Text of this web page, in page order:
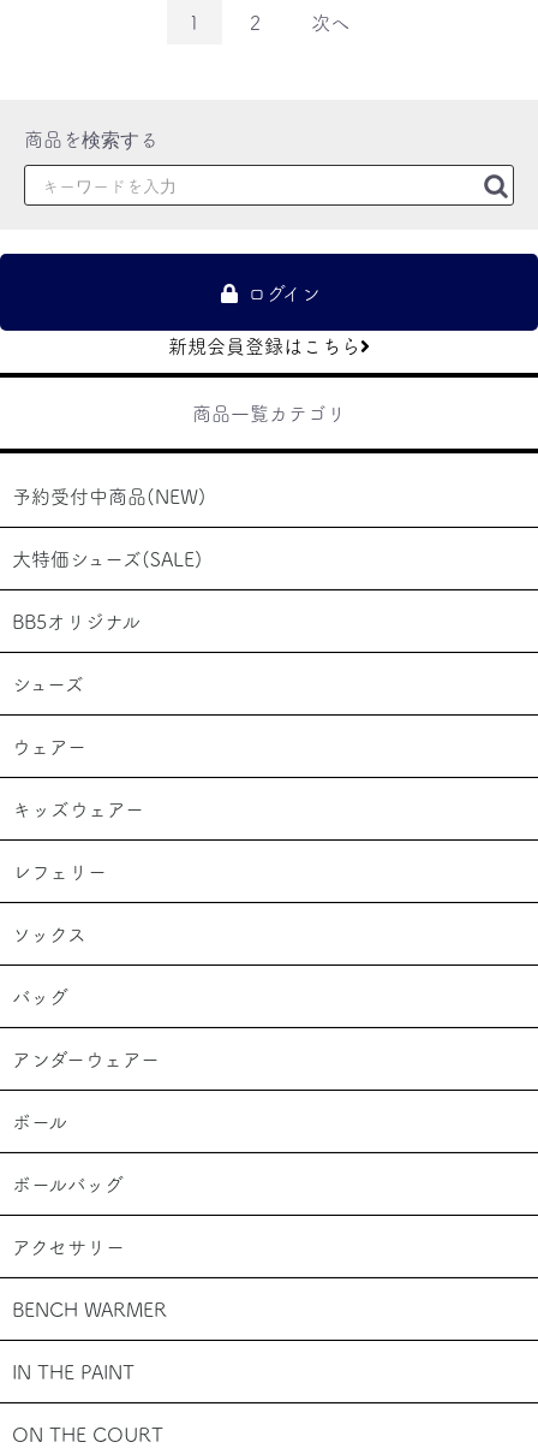
ログイン
新規会員登録はこちら
商品一覧カテゴリ
予約受付中商品(NEW)
大特価シューズ(SALE)
BB5オリジナル
シューズ
ウェアー
キッズウェアー
レフェリー
ソックス
バッグ
アンダーウェアー
ボール
ボールバッグ
アクセサリー
BENCH WARMER
IN THE PAINT
ON THE COURT
1 2 次へ